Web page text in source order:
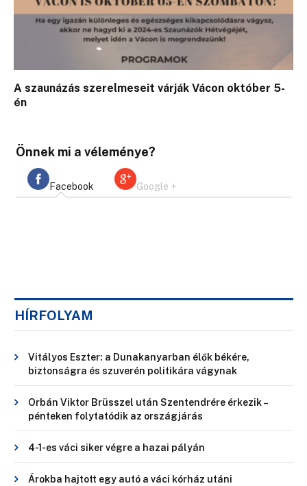
A szaunázás szerelmeseit várják Vácon október 5-
én
Önnek mi a véleménye?
Facebook Google +
HÍRFOLYAM
Vitályos Eszter: a Dunakanyarban élők békére,
biztonságra és szuverén politikára vágynak
Orbán Viktor Brüsszel után Szentendrére érkezik –
pénteken folytatódik az országjárás
4-1-es váci siker végre a hazai pályán
Árokba hajtott egy autó a váci kórház utáni